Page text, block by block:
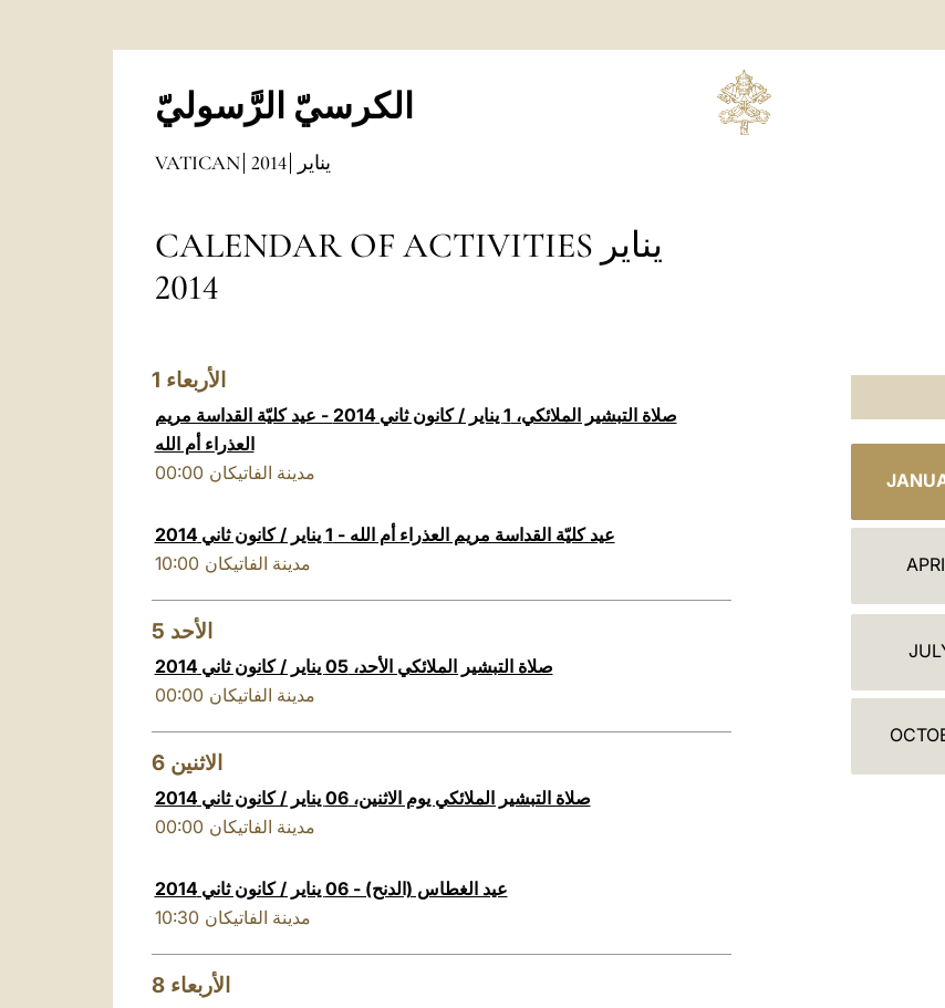
الكرسيّ الرَّسوليّ
VATICAN 2014 يناير
CALENDAR OF ACTIVITIES يناير
2014
1 الأربعاء
صلاة التبشير الملائكي، 1 يناير / كانون ثاني 2014 - عيد كليّة القداسة مريم
العذراء أم الله
00:00 مدينة الفاتيكان
عيد كليّة القداسة مريم العذراء أم الله - 1 يناير / كانون ثاني 2014
10:00 مدينة الفاتيكان
5 الأحد
صلاة التبشير الملائكي الأحد، 05 يناير / كانون ثاني 2014
00:00 مدينة الفاتيكان
6 الاثنين
صلاة التبشير الملائكي يوم الاثنين، 06 يناير / كانون ثاني 2014
00:00 مدينة الفاتيكان
عيد الغطاس (الدنح) - 06 يناير / كانون ثاني 2014
10:30 مدينة الفاتيكان
8 الأربعاء
أ
ة